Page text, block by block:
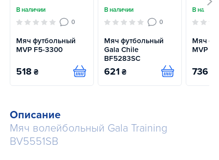
В наличии
0
Мяч футбольный
MVP F5-3300
518 ₴ Купить
В наличии
0
Мяч футбольный
Gala Chile
BF5283SC
621 ₴ Купить
В
Мяч
MVP F-
736
Описание
Мяч волейбольный Gala Training
BV5551SB